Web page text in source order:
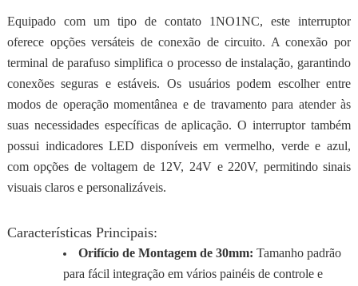
Equipado com um tipo de contato 1NO1NC, este interruptor
oferece opções versáteis de conexão de circuito. A conexão por
terminal de parafuso simplifica o processo de instalação, garantindo
conexões seguras e estáveis. Os usuários podem escolher entre
modos de operação momentânea e de travamento para atender às
suas necessidades específicas de aplicação. O interruptor também
possui indicadores LED disponíveis em vermelho, verde e azul,
com opções de voltagem de 12V, 24V e 220V, permitindo sinais
visuais claros e personalizáveis.
Características Principais:
Orifício de Montagem de 30mm: Tamanho padrão
para fácil integração em vários painéis de controle e